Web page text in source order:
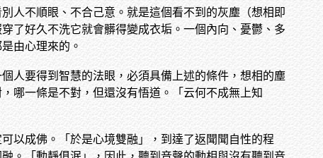
人不順眼、不合己意。就是這個看不到的灰塵（想相即
了好久不洗它就會髒得變成衣垢。一個內向、憂鬱、多
由心理來的。
人要得到智慧的法眼，必須具備上述的條件，想相的塵
哪一條是不對，但還沒有悟道。「云何不成無上知
以成佛。「於是心境雙融」，到達了返聞聞自性的程